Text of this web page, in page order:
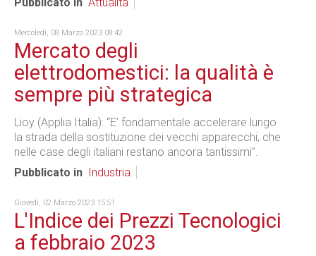
Mercoledì, 08 Marzo 2023 08:42
Mercato degli
elettrodomestici: la qualità è
sempre più strategica
Lioy (Applia Italia): “E’ fondamentale accelerare lungo
la strada della sostituzione dei vecchi apparecchi, che
nelle case degli italiani restano ancora tantissimi”.
Pubblicato in
Industria
Giovedì, 02 Marzo 2023 15:51
L'Indice dei Prezzi Tecnologici
a febbraio 2023